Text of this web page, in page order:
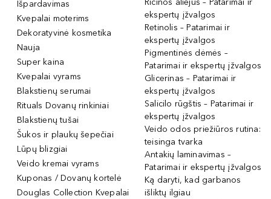
Išpardavimas
Kvepalai moterims
Dekoratyvinė kosmetika
Nauja
Super kaina
Kvepalai vyrams
Blakstienų serumai
Rituals Dovanų rinkiniai
Blakstienų tušai
Šukos ir plaukų šepečiai
Lūpų blizgiai
Veido kremai vyrams
Kuponas / Dovanų kortelė
Douglas Collection Kvepalai
Ricinos aliejus – Patarimai ir
ekspertų įžvalgos
Retinolis – Patarimai ir
ekspertų įžvalgos
Pigmentinės dėmės –
Patarimai ir ekspertų įžvalgos
Glicerinas – Patarimai ir
ekspertų įžvalgos
Salicilo rūgštis – Patarimai ir
ekspertų įžvalgos
Veido odos priežiūros rutina:
teisinga tvarka
Antakių laminavimas –
Patarimai ir ekspertų įžvalgos
Ką daryti, kad garbanos
išliktų ilgiau